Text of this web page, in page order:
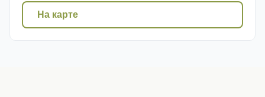
На карте